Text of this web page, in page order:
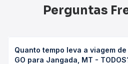
Perguntas
Quanto tempo leva a viagem
GO para Jangada, MT -